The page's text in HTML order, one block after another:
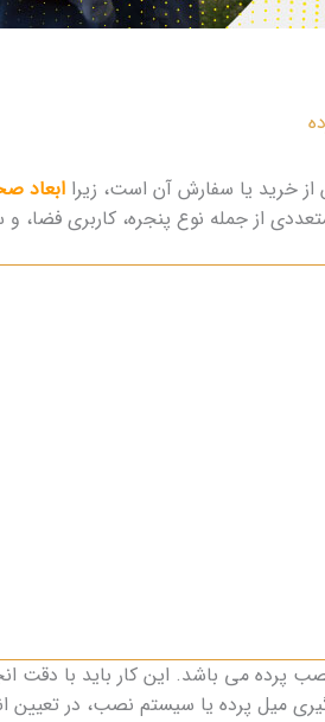
از خرید یا سفارش آن است، زیرا ابعاد
از جمله نوع پنجره، کاربری
پرده می‌ باشد. این کار باید با دقت
میل‌ پرده یا سیستم نصب، در